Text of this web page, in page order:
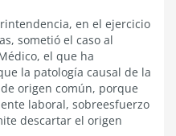
en el ejercicio
sometió el caso al
el que ha
la patología causal de la
de origen común, porque
laboral, sobreesfuerzo
descartar el origen